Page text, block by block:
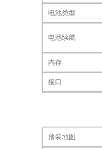
电池类型
电池续航
内存
接口
预装地图